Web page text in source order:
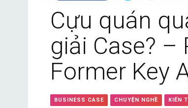
Cựu quán
giải Case? –
Former Key
BUSINESS CASE CHUYỆN NGHỀ KIẾN